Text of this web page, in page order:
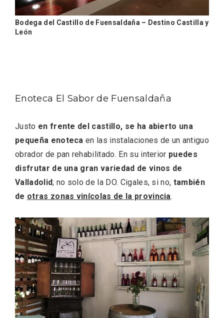
Bodega del Castillo de Fuensaldaña – Destino Castilla y
León
Enoteca El Sabor de Fuensaldaña
Justo en frente del castillo, se ha abierto una
pequeña enoteca en las instalaciones de un antiguo
obrador de pan rehabilitado. En su interior puedes
disfrutar de una gran variedad de vinos de
Valladolid; no solo de la DO. Cigales, si no, también
de otras zonas vinícolas de la provincia.
VII Feria del Vino de Sotillo 2026 ‘Sotillo,
el Vino y Yo’
Feria del Vino de Toro 2026; descubre
“Otros Vinos de Toro”